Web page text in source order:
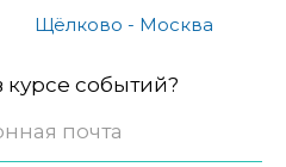
Щёлково - Москва
курсе событий?